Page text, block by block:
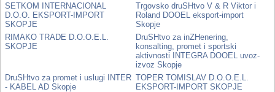
SETKOM INTERNACIONAL
D.O.O. EKSPORT-IMPORT
SKOPJE
Trgovsko druSHtvo V & R Viktor i
Roland DOOEL eksport-import
Skopje
RIMAKO TRADE D.O.O.E.L.
SKOPJE
DruSHtvo za inZHenering,
konsalting, promet i sportski
aktivnosti INTEGRA DOOEL uvoz-
izvoz Skopje
DruSHtvo za promet i uslugi INTER
- KABEL AD Skopje
TOPER TOMISLAV D.O.O.E.L.
EKSPORT-IMPORT SKOPJE